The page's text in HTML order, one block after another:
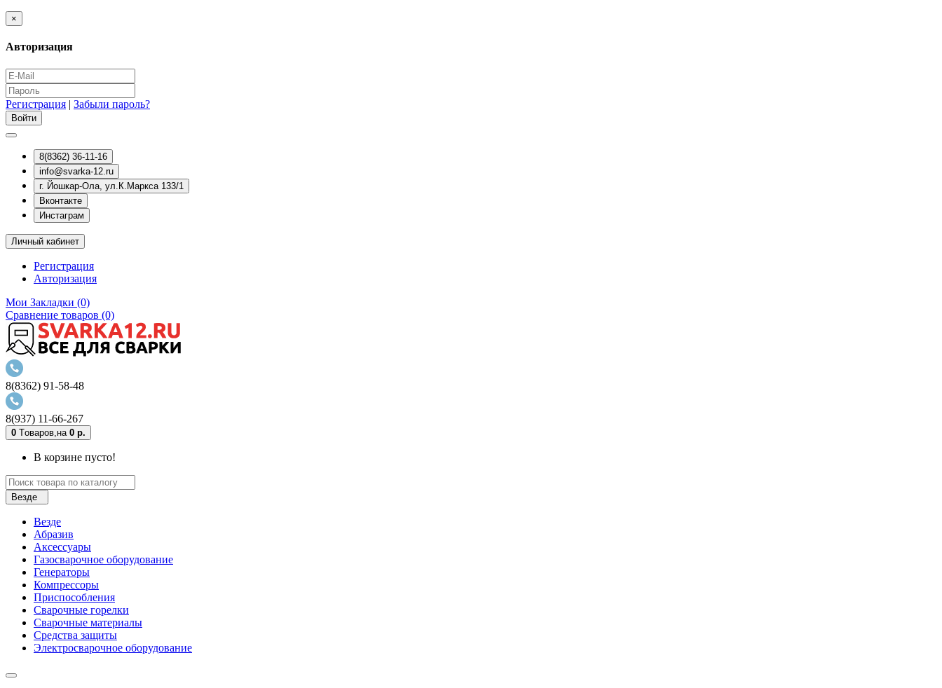
×
Авторизация
Регистрация | Забыли пароль?
8(8362) 36-11-16
info@svarka-12.ru
г. Йошкар-Ола, ул.К.Маркса 133/1
Вконтакте
Инстаграм
Личный кабинет
Регистрация
Авторизация
Мои Закладки (0)
Сравнение товаров (0)
8(8362) 91-58-48
8(937) 11-66-267
0 Tоваров, на 0 р.
В корзине пусто!
Везде
Везде
Абразив
Аксессуары
Газосварочное оборудование
Генераторы
Компрессоры
Приспособления
Сварочные горелки
Сварочные материалы
Средства защиты
Электросварочное оборудование